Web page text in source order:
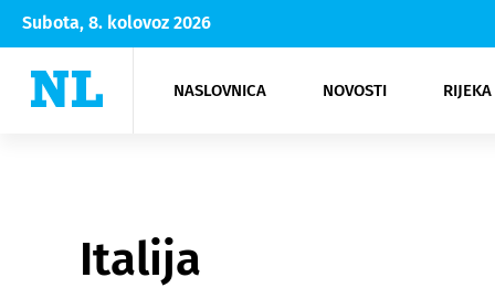
Subota, 8. kolovoz 2026
NASLOVNICA NOVOSTI
Rijeka Opatija
NK
Moda
Kultura
Italija